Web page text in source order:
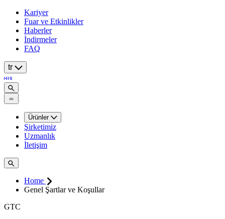
Kariyer
Fuar ve Etkinlikler
Haberler
İndirmeler
FAQ
tr
Ürünler
Şirketimiz
Uzmanlık
İletişim
Home
Genel Şartlar ve Koşullar
GTC